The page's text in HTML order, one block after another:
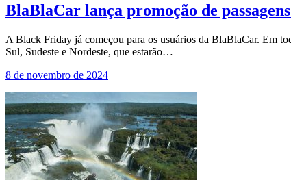
BlaBlaCar lança promoção de
A Black Friday já começou para os usuários da BlaBlaCar. Em
Sul, Sudeste e Nordeste, que estarão…
8 de novembro de 2024